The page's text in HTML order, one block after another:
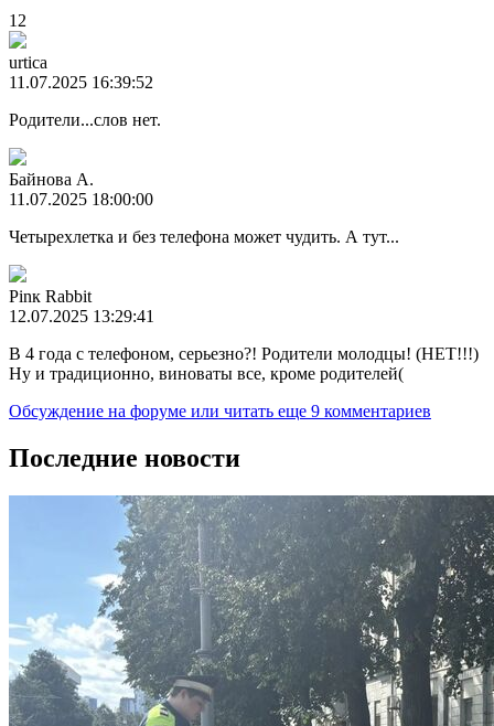
12
urtica
11.07.2025 16:39:52
Родители...слов нет.
Байнова А.
11.07.2025 18:00:00
Четырехлетка и без телефона может чудить. А тут...
Pinк Rаbbit
12.07.2025 13:29:41
В 4 года с телефоном, серьезно?! Родители молодцы! (НЕТ!!!)
Ну и традиционно, виноваты все, кроме родителей(
Обсуждение на форуме или читать еще 9 комментариев
Последние новости